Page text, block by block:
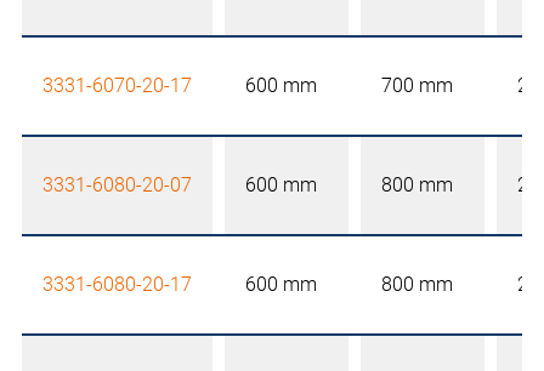
3331-6070-20-17 600 mm 700 mm
3331-6080-20-07 600 mm 800 mm
3331-6080-20-17 600 mm 800 mm